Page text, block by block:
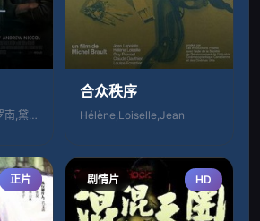
瑞秋·罗伯茨,西尔莎·罗南,黛安·克鲁格
合众秩序
Hélène,Loiselle,Jean
正片 剧情片 HD